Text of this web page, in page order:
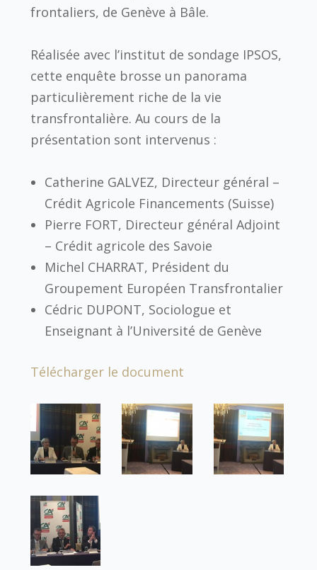
frontaliers, de Genève à Bâle.
Réalisée avec l’institut de sondage IPSOS,
cette enquête brosse un panorama
particulièrement riche de la vie
transfrontalière. Au cours de la
présentation sont intervenus :
Catherine GALVEZ, Directeur général –
Crédit Agricole Financements (Suisse)
Pierre FORT, Directeur général Adjoint
– Crédit agricole des Savoie
Michel CHARRAT, Président du
Groupement Européen Transfrontalier
Cédric DUPONT, Sociologue et
Enseignant à l’Université de Genève
Télécharger le document